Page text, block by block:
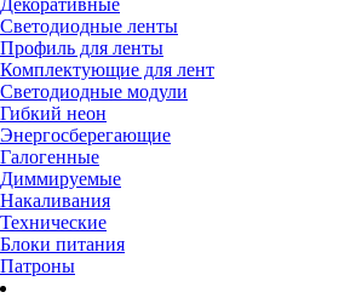
Декоративные
Светодиодные ленты
Профиль для ленты
Комплектующие для лент
Светодиодные модули
Гибкий неон
Энергосберегающие
Галогенные
Диммируемые
Накаливания
Технические
Блоки питания
Патроны